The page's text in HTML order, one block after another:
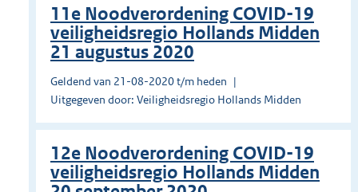
11e Noodverordening COVID-19
veiligheidsregio Hollands Midden
21 augustus 2020
Geldend van 21-08-2020 t/m heden
Uitgegeven door: Veiligheidsregio Hollands Midden
12e Noodverordening COVID-19
veiligheidsregio Hollands Midden